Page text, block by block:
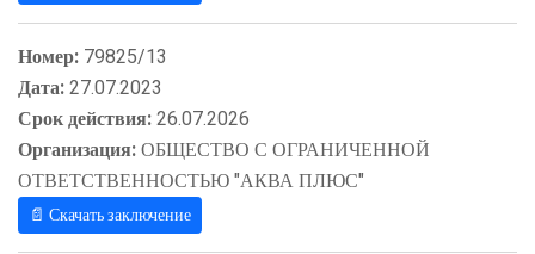
Номер: 79825/13
Дата:27.07.2023
Срок действия:26.07.2026
Организация:ОБЩЕСТВО С ОГРАНИЧЕННОЙ
ОТВЕТСТВЕННОСТЬЮ "АКВА ПЛЮС"
📄 Скачать заключение